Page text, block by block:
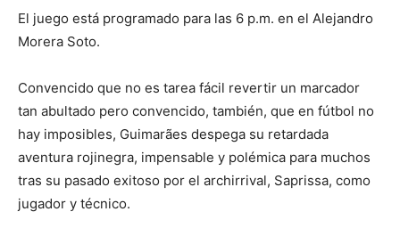
El juego está programado para las 6 p.m. en el Alejandro
Morera Soto.
Convencido que no es tarea fácil revertir un marcador
tan abultado pero convencido, también, que en fútbol no
hay imposibles, Guimarães despega su retardada
aventura rojinegra, impensable y polémica para muchos
tras su pasado exitoso por el archirrival, Saprissa, como
jugador y técnico.